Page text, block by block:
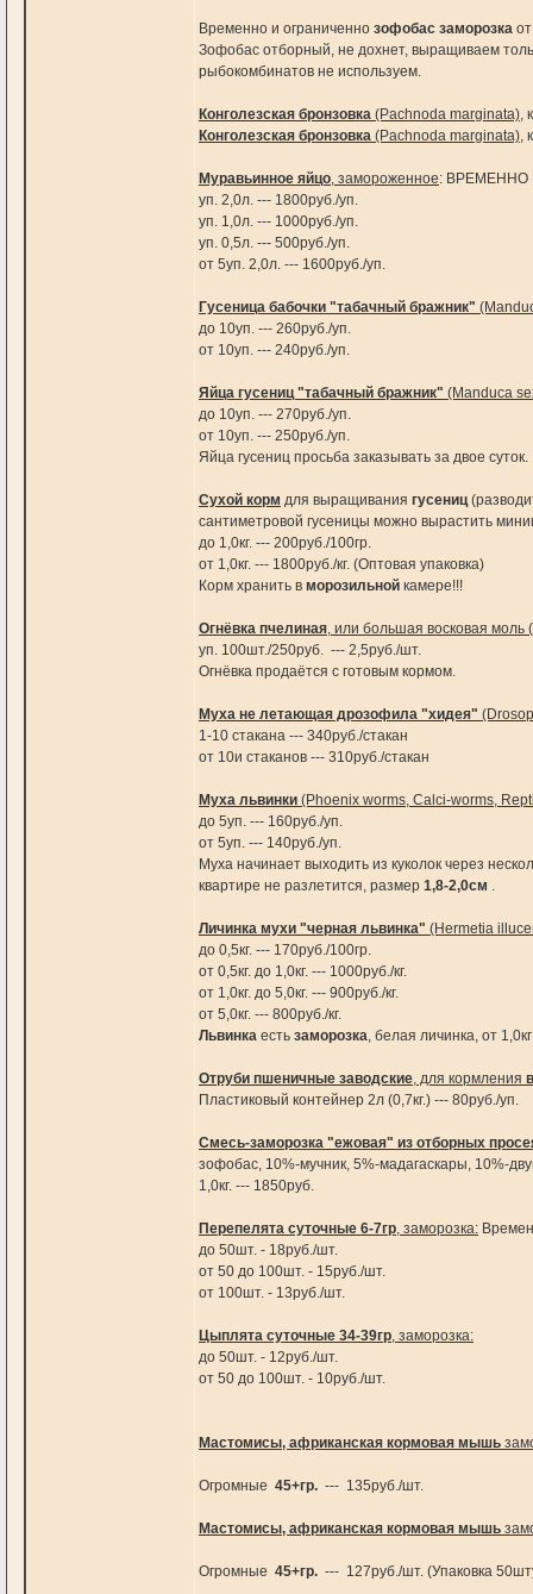
Временно и ограниченно зофобас заморозка
Зофобас отборный, не дохнет, выращиваем
рыбокомбинатов не используем.
Конголезская бронзовка (Pachnoda marginata),
Конголезская бронзовка (Pachnoda marginata),
Муравьинное яйцо, замороженное: ВРЕМЕННО
уп. 2,0л. --- 1800руб./уп.
уп. 1,0л. --- 1000руб./уп.
уп. 0,5л. --- 500руб./уп.
от 5уп. 2,0л. --- 1600руб./уп.
Гусеница бабочки "табачный бражник"
до 10уп. --- 260руб./уп.
от 10уп. --- 240руб./уп.
Яйца гусениц "табачный бражник" (Manduca
до 10уп. --- 270руб./уп.
от 10уп. --- 250руб./уп.
Яйца гусениц просьба заказывать за двое суток.
Сухой корм для выращивания гусениц
сантиметровой гусеницы можно вырастить
до 1,0кг. --- 200руб./100гр.
от 1,0кг. --- 1800руб./кг. (Оптовая упаковка)
Корм хранить в морозильной камере!!!
Огнёвка пчелиная, или большая восковая моль
уп. 100шт./250руб. --- 2,5руб./шт.
Огнёвка продаётся с готовым кормом.
Муха не летающая дрозофила "хидея"
1-10 стакана --- 340руб./стакан
от 10и стаканов --- 310руб./стакан
Муха львинки (Phoenix worms, Calci-worms,
до 5уп. --- 160руб./уп.
от 5уп. --- 140руб./уп.
Муха начинает выходить из куколок через
квартире не разлетится, размер 1,8-2,0см .
Личинка мухи "черная львинка" (Hermetia
до 0,5кг. --- 170руб./100гр.
от 0,5кг. до 1,0кг. --- 1000руб./кг.
от 1,0кг. до 5,0кг. --- 900руб./кг.
от 5,0кг. --- 800руб./кг.
Львинка есть заморозка, белая личинка, от
Отруби пшеничные заводские, для кормления
Пластиковый контейнер 2л (0,7кг.) --- 80руб./уп.
Смесь-заморозка "ежовая" из отборных
зофобас, 10%-мучник, 5%-мадагаскары, 10%-
1,0кг. --- 1850руб.
Перепелята суточные 6-7гр, заморозка:
до 50шт. - 18руб./шт.
от 50 до 100шт. - 15руб./шт.
от 100шт. - 13руб./шт.
Цыплята суточные 34-39гр, заморозка:
до 50шт. - 12руб./шт.
от 50 до 100шт. - 10руб./шт.
Мастомисы, африканская кормовая мышь
Огромные 45+гр. --- 135руб./шт.
Мастомисы, африканская кормовая мышь
Огромные 45+гр. --- 127руб./шт. (Упаковка